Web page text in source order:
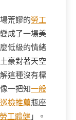
荒謬的勞工
成了一場美
低級的情緒
豪對著天空
這種沒有標
一把知一般
巡檢推薦瓶座
勞工體健 」。